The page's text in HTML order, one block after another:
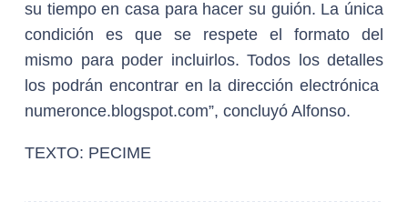
su tiempo en casa para hacer su guión. La única
condición es que se respete el formato del
mismo para poder incluirlos. Todos los detalles
los podrán encontrar en la dirección electrónica
numeronce.blogspot.com”, concluyó Alfonso.
TEXTO: PECIME